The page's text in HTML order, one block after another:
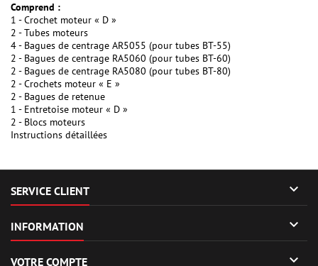
Comprend :
1 - Crochet moteur « D »
2 - Tubes moteurs
4 - Bagues de centrage AR5055 (pour tubes BT-55)
2 - Bagues de centrage RA5060 (pour tubes BT-60)
2 - Bagues de centrage RA5080 (pour tubes BT-80)
2 - Crochets moteur « E »
2 - Bagues de retenue
1 - Entretoise moteur « D »
2 - Blocs moteurs
Instructions détaillées
SERVICE CLIENT 
INFORMATION 
VOTRE COMPTE 